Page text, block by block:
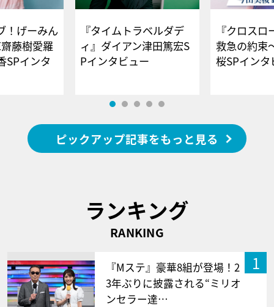
！げーみん
藤樹愛羅
SPインタ
『タイムトラベルダデ
ィ』ダイアン津田篤宏S
Pインタビュー
『クロス
救急の約束
桜SPイ
ピックアップ記事をもっと見る
ランキング
RANKING
1
『Mステ』豪華8組が登場！2
3年ぶりに披露される“ミリオ
ンセラー達…